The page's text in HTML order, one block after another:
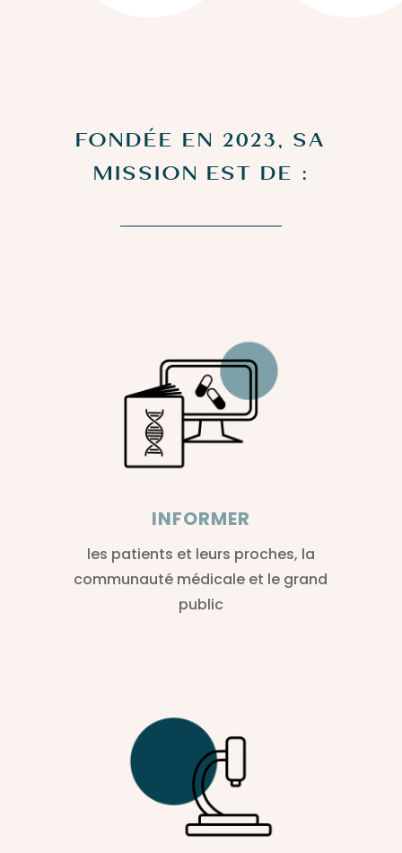
FONDÉE EN 2023, SA
MISSION EST DE :
INFORMER
les patients et leurs proches, la
communauté médicale et le grand
public